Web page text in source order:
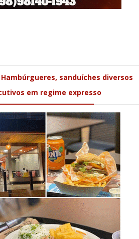
sanduíches diversos
em regime expresso